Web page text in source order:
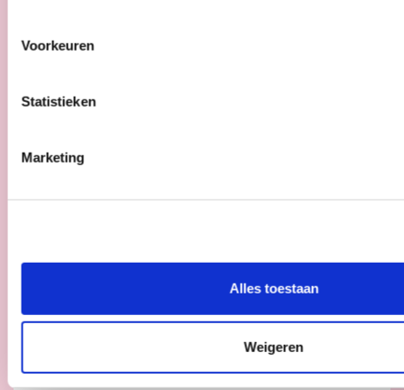
Voorkeuren
Statistieken
Marketing
Alles toestaan
Weigeren
Cd&v vraagt strengere
regels rond fatbikes
12/06/26
Cd&v wilt een halt toeroepen aan de
rond fatbikes. De partij wil dat de federale
meer te weren uit het straatbeeld
wanneer dat overlast geeft of